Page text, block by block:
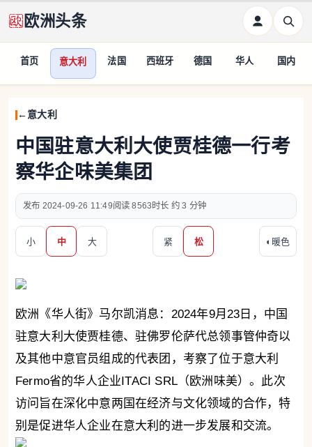
欧洲头条
首页 意大利 法国 西班牙 德国 华人 国内
意大利
中国驻意大利大使贾桂德一行考
察华企味美集团
2024-09-26 11:49 8563 约 3 分钟
小 中 大 紧 松 ◐ 暖色
欧洲《华人街》马尔凯消息：2024年9月23日，中国
驻意大利大使贾桂德、驻佛罗伦萨代总领事管仲奇以
及其他中意官员组成的代表团，考察了位于意大利
Fermo省的华人企业ITACI SRL（欧洲味美）。此次
访问旨在深化中意两国在经济与文化领域的合作，特
别是促进华人企业在意大利的进一步发展和交流。